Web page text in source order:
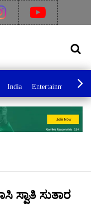
India Entertainment
ಸ್ವಾತಿ ಸುತಾರ